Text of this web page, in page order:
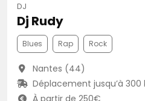
DJ
Dj Rudy
Blues Rap Rock
Nantes (44)
Déplacement jusqu’à 300
À partir de 250€